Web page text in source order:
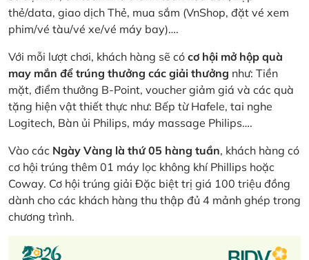
thẻ/data, giao dịch Thẻ, mua sắm (VnShop, đặt vé xem
phim/vé tàu/vé xe/vé máy bay)….
Với mỗi lượt chơi, khách hàng sẽ có cơ hội mở hộp quà
may mắn để trúng thưởng các giải thưởng như: Tiền
mặt, điểm thưởng B-Point, voucher giảm giá và các quà
tặng hiện vật thiết thực như: Bếp từ Hafele, tai nghe
Logitech, Bàn ủi Philips, máy massage Philips….
Vào các Ngày Vàng là thứ 05 hàng tuần, khách hàng có
cơ hội trúng thêm 01 máy lọc không khí Phillips hoặc
Coway. Cơ hội trúng giải Đặc biệt trị giá 100 triệu đồng
dành cho các khách hàng thu thập đủ 4 mảnh ghép trong
chương trình.